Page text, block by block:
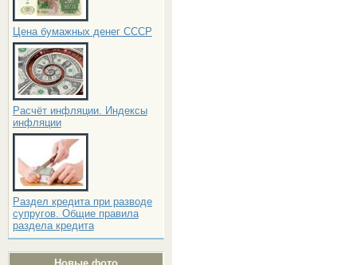
Цена бумажных денег СССР
Расчёт инфляции. Индексы
инфляции
Раздел кредита при разводе
супругов. Общие правила
раздела кредита